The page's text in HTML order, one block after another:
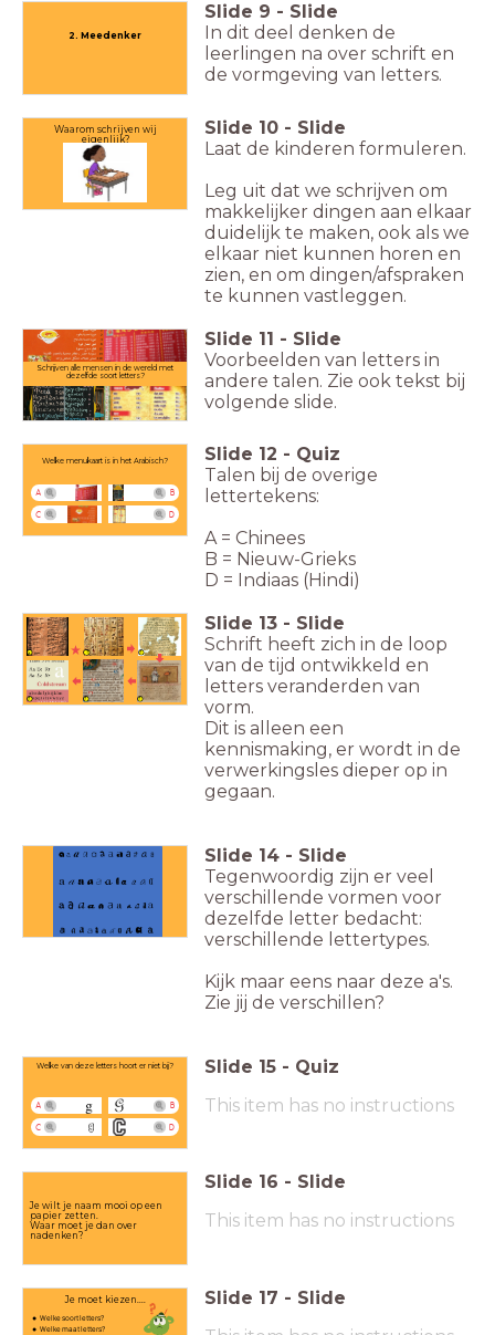
2. Meedenker
Slide 9 - Slide
In dit deel denken de
leerlingen na over schrift en
de vormgeving van letters.
Waarom schrijven wij
eigenlijk?
Slide 10 - Slide
Laat de kinderen formuleren.
Leg uit dat we schrijven om
makkelijker dingen aan elkaar
duidelijk te maken, ook als we
elkaar niet kunnen horen en
zien, en om dingen/afspraken
te kunnen vastleggen.
Schrijven alle mensen in de wereld met
dezelfde soort letters?
Slide 11 - Slide
Voorbeelden van letters in
andere talen. Zie ook tekst bij
volgende slide.
Welke menukaart is in het Arabisch?
A B
C D
Slide 12 - Quiz
Talen bij de overige
lettertekens:
A = Chinees
B = Nieuw-Grieks
D = Indiaas (Hindi)
Slide 13 - Slide
Schrift heeft zich in de loop
van de tijd ontwikkeld en
letters veranderden van
vorm.
Dit is alleen een
kennismaking, er wordt in de
verwerkingsles dieper op in
gegaan.
Slide 14 - Slide
Tegenwoordig zijn er veel
verschillende vormen voor
dezelfde letter bedacht:
verschillende lettertypes.
Kijk maar eens naar deze a's.
Zie jij de verschillen?
Welke van deze letters hoort er niet bij?
A B
C D
Slide 15 - Quiz
This item has no instructions
Je wilt je naam mooi op een
papier zetten.
Waar moet je dan over
nadenken?
Slide 16 - Slide
This item has no instructions
Je moet kiezen....
Welke soort letters?
Welke maat letters?
Slide 17 - Slide